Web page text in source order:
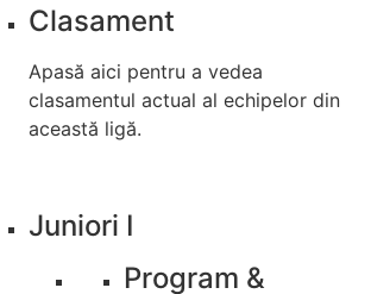
Clasament
Apasă aici pentru a vedea
clasamentul actual al echipelor din
această ligă.
Juniori I
Program &